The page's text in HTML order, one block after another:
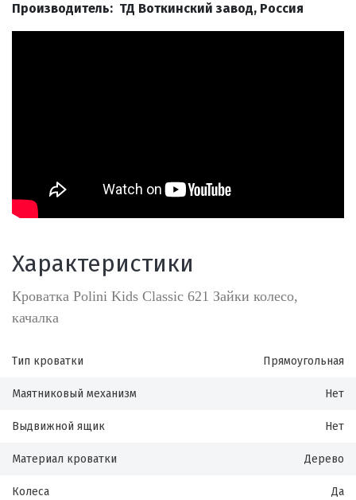
Производитель: ТД Воткинский завод, Россия
Характеристики
Кроватка Polini Kids Classic 621 Зайки колесо,
качалка
Тип кроватки Прямоугольная
Маятниковый механизм Нет
Выдвижной ящик Нет
Материал кроватки Дерево
Колеса Да